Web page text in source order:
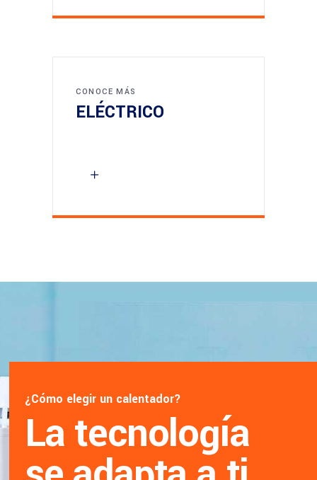
CONOCE MÁS
ELÉCTRICO
¿Cómo elegir un calentador?
La tecnología